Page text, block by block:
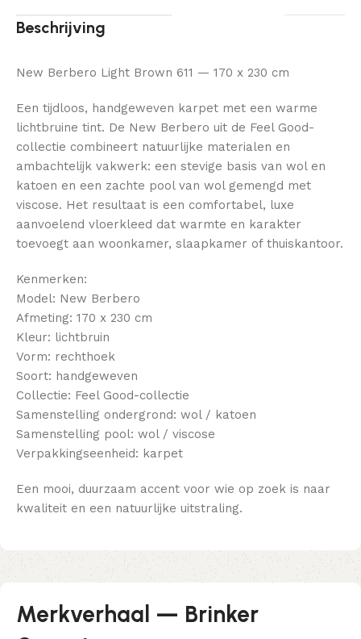
Beschrijving
New Berbero Light Brown 611 — 170 x 230 cm
Een tijdloos, handgeweven karpet met een warme
lichtbruine tint. De New Berbero uit de Feel Good-
collectie combineert natuurlijke materialen en
ambachtelijk vakwerk: een stevige basis van wol en
katoen en een zachte pool van wol gemengd met
viscose. Het resultaat is een comfortabel, luxe
aanvoelend vloerkleed dat warmte en karakter
toevoegt aan woonkamer, slaapkamer of thuiskantoor.
Kenmerken:
Model: New Berbero
Afmeting: 170 x 230 cm
Kleur: lichtbruin
Vorm: rechthoek
Soort: handgeweven
Collectie: Feel Good-collectie
Samenstelling ondergrond: wol / katoen
Samenstelling pool: wol / viscose
Verpakkingseenheid: karpet
Een mooi, duurzaam accent voor wie op zoek is naar
kwaliteit en een natuurlijke uitstraling.
Merkverhaal — Brinker